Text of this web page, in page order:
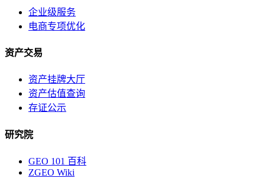
企业级服务
电商专项优化
资产交易
资产挂牌大厅
资产估值查询
存证公示
研究院
GEO 101 百科
ZGEO Wiki